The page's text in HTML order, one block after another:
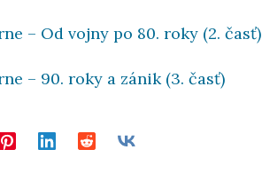
– Od vojny po 80. roky (2. časť)
– 90. roky a zánik (3. časť)